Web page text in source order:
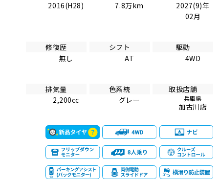
2016(H28)
7.8万km
2027(9)年
02月
修復歴
無し
シフト
AT
駆動
4WD
排気量
2,200cc
色系統
グレー
取扱店舗
兵庫県
加古川店